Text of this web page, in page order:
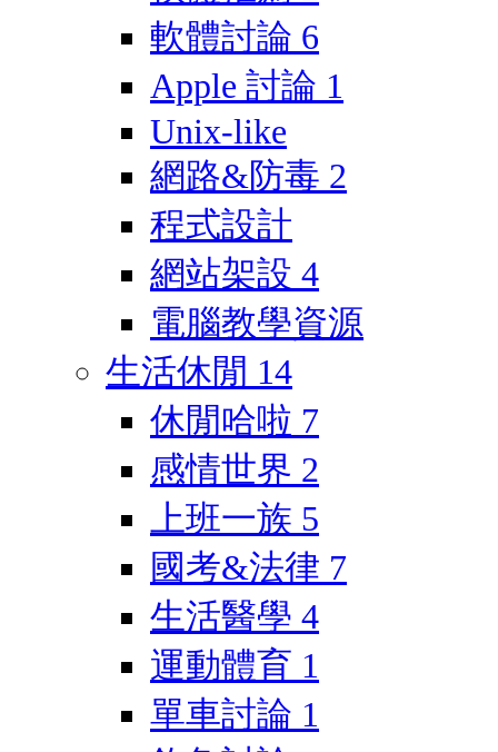
軟體討論 6
Apple 討論 1
Unix-like
網路&防毒 2
程式設計
網站架設 4
電腦教學資源
生活休閒 14
休閒哈啦 7
感情世界 2
上班一族 5
國考&法律 7
生活醫學 4
運動體育 1
單車討論 1